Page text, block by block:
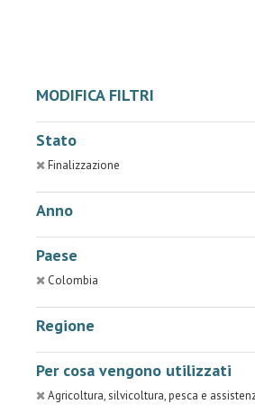
MODIFICA FILTRI
Stato
Finalizzazione
Anno
Paese
Colombia
Regione
Per cosa vengono utilizzati
Agricoltura, silvicoltura, pesca e